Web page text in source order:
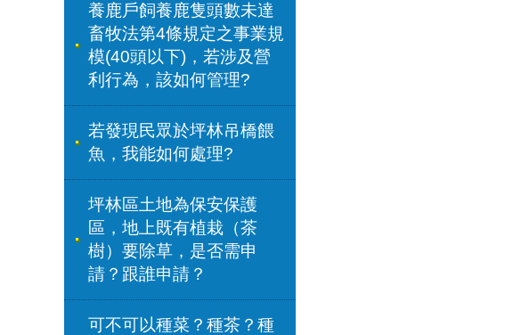
養鹿戶飼養鹿隻頭數未達
畜牧法第4條規定之事業規
模(40頭以下)，若涉及營
利行為，該如何管理?
若發現民眾於坪林吊橋餵
魚，我能如何處理?
坪林區土地為保安保護
區，地上既有植栽（茶
樹）要除草，是否需申
請？跟誰申請？
可不可以種菜？種茶？種